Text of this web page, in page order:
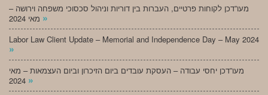
מעו”דכן לקוחות פרטיים, העברות בין דוריות וניהול סכסוכי משפחה וירושה –
»
Labor Law Client Update – Memorial and Independence Day – May 2024
»
מעו”דכן יחסי עבודה – העסקת עובדים ביום הזיכרון וביום העצמאות – מאי
»